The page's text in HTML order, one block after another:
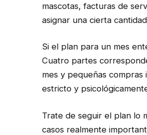
mascotas, facturas de
asignar una cierta
Si el plan para un mes
Cuatro partes
mes y pequeñas compras
estricto y
Trate de seguir el plan lo
casos realmente